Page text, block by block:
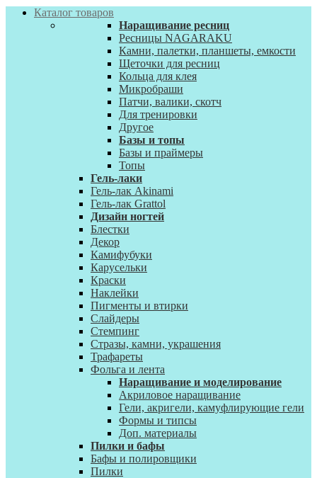
Каталог товаров
Наращивание ресниц
Ресницы NAGARAKU
Камни, палетки, планшеты, емкости
Щеточки для ресниц
Кольца для клея
Микробраши
Патчи, валики, скотч
Для тренировки
Другое
Базы и топы
Базы и праймеры
Топы
Гель-лаки
Гель-лак Akinami
Гель-лак Grattol
Дизайн ногтей
Блестки
Декор
Камифубуки
Карусельки
Краски
Наклейки
Пигменты и втирки
Слайдеры
Стемпинг
Стразы, камни, украшения
Трафареты
Фольга и лента
Наращивание и моделирование
Акриловое наращивание
Гели, акригели, камуфлирующие гели
Формы и типсы
Доп. материалы
Пилки и бафы
Бафы и полировщики
Пилки